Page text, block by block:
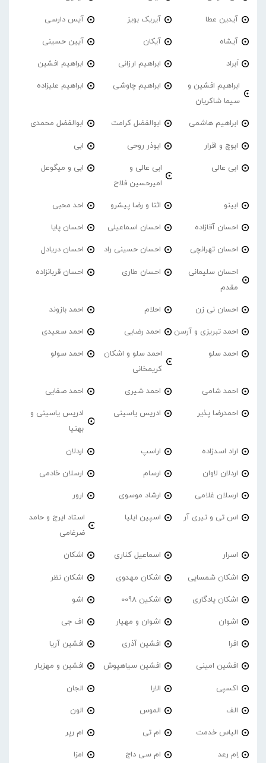
آیدین عطا آیریک بویز آیس دارسی
آیشاه آیکان آیین حسینی
اَبراد ابراهیم ارزانی ابراهیم افشین
ابراهیم افشین و
سیما شاکریان
ابراهیم چاوشی ابراهیم علیزاده
ابراهیم هاشمی ابوالفضل کرامت ابوالفضل محمدی
ابوچ و اقرار ابوذر روحی ابی
ابی عالی
ابی عالی و
امیرحسین فلاح
ابی و میگوعل
ابینو اثنا و رضا پیشرو احد محبی
احسان آقازاده احسان اسماعیلی احسان پایا
احسان تهرانچی احسان حسینی راد احسان دریادل
احسان سلیمانی
مقدم
احسان طاری احسان قربانزاده
احسان نی زن احلام احمد بازوند
احمد تبریزی و آرسن احمد‌ رضایی احمد سعیدی
احمد سلو
احمد سلو و اشکان
کریمخانی
احمد سولو
احمد شامی احمد شیری احمد صفایی
احمدرضا پذیر ادریس یاسینی
ادریس یاسینی و
بهنیا
اراد اسدزاده اراسپ اردلان
اردلان لاوان ارسام ارسلان خادمی
ارسلان غلامی ارشاد موسوی ارور
اس تی و تیری آر اسپین ایلیا
استاد ایرج و حامد
ضرغامی
اسرار اسماعیل کناری اشکان
اشکان شمسایی اشکان مهدوی اشکان نظر
اشکان یادگاری اشکین 0098 اشو
اشوان اشوان و مهیار اف جی
افرا افشین آذری افشین آریا
افشین امینی افشین سیاهپوش افشین و مهزیار
اکسپی الارا الجان
الف الموس الون
الیاس خدمت ام تی ام رپر
اِم رعد ام سی داج امزا